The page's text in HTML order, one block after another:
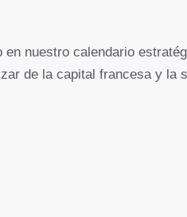
nuestro calendario
de la capital francesa y la